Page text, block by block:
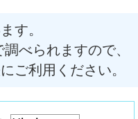
す。
調べられますので、
ご利用ください。